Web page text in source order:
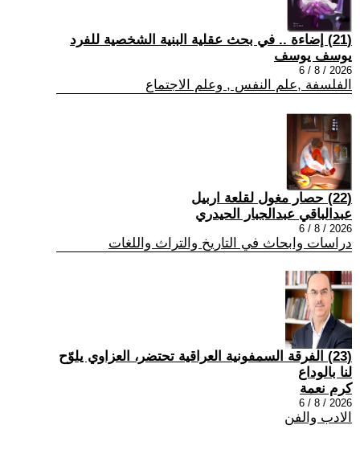
(21) إضاءة .. في بحث عقلية البنية الشخصية للفرد
يوسف يوسف
2026 / 8 / 6
الفلسفة ,علم النفس , وعلم الاجتماع
(22) حصار مغول لقلعة اربيل
عبدالباقي عبدالجبار الحيدري
2026 / 8 / 6
دراسات وابحاث في التاريخ والتراث واللغات
(23) الفرقة السمفونية العراقية تحتضر، العزاوي يلوّح
لنا بالوداع
كرم نعمة
2026 / 8 / 6
الادب والفن